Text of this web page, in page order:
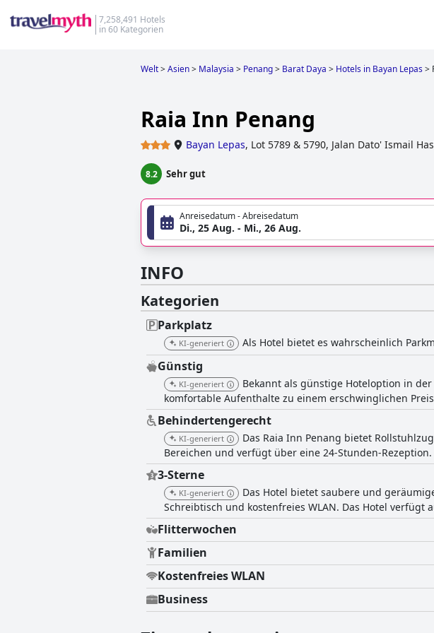
7,258,491 Hotels
in 60 Kategorien
Welt>Asien> Malaysia > Penang> Barat Daya > Hotels in Bayan Lepas>
Raia Inn Penang
Bayan Lepas, Lot 5789 & 5790, Jalan Dato' Ismail
8.2 Sehr gut
Anreisedatum - Abreisedatum
Di., 25 Aug. - Mi., 26 Aug.
INFO
Kategorien
Parkplatz
KI-generiert Als Hotel bietet es wahrscheinlich
Günstig
KI-generiert
Bekannt als günstige Hoteloption in
komfortable Aufenthalte zu einem erschwinglichen
Behindertengerecht
KI-generiert
Das Raia Inn Penang bietet
Bereichen und verfügt über eine 24-Stunden-Rezeption.
3-Sterne
KI-generiert
Das Hotel bietet saubere und
Schreibtisch und kostenfreies WLAN. Das Hotel
Flitterwochen
Familien
Kostenfreies WLAN
Business